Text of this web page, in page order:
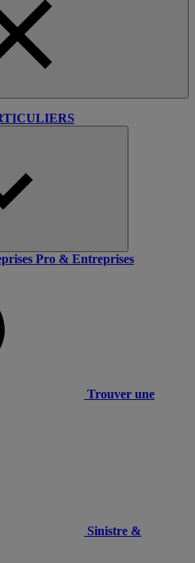
Pro & Entreprises
Trouver une
Sinistre &